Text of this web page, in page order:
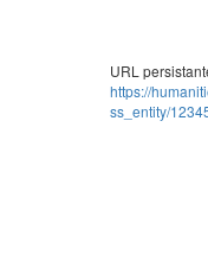
URL
https://
ss_entity/